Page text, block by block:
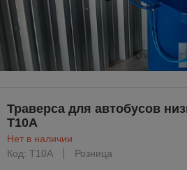
Траверса для автобусов
Т10А
Нет в наличии
Код: Т10А
Розница